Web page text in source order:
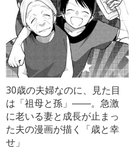
30歳の夫婦なのに、見た目
は「祖母と孫」――。急激
に老いる妻と成長が止まっ
た夫の漫画が描く「歳と幸
せ」